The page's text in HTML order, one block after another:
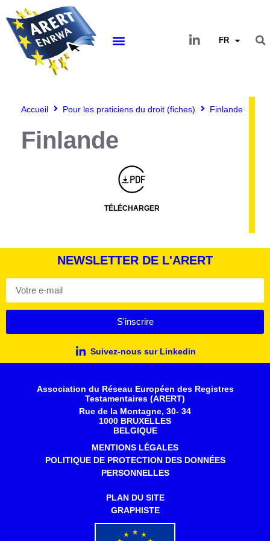
FR
Accueil Pour les praticiens du droit (fiches) Finlande
Finlande
TÉLÉCHARGER
NEWSLETTER DE L'ARERT
S'inscrire
Suivez-nous sur Linkedin
Association du Réseau Européen des Registres
Testamentaires (ARERT)
Rue de la Montagne, 30- 34
1000 BRUXELLES
BELGIQUE
MENTIONS LÉGALES
POLITIQUE DE PROTECTION DES DONNÉES
PERSONNELLES
PLAN DU SITE
GRAPHISTE